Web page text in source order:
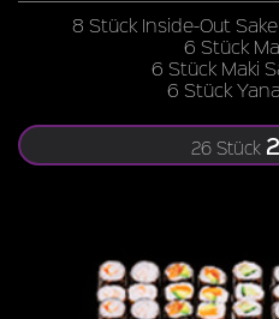
8 Stück Inside-Out
6 Stück
6 Stück Maki
6 Stück
26 Stück